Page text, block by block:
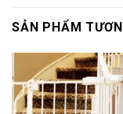
SẢN PHẨM